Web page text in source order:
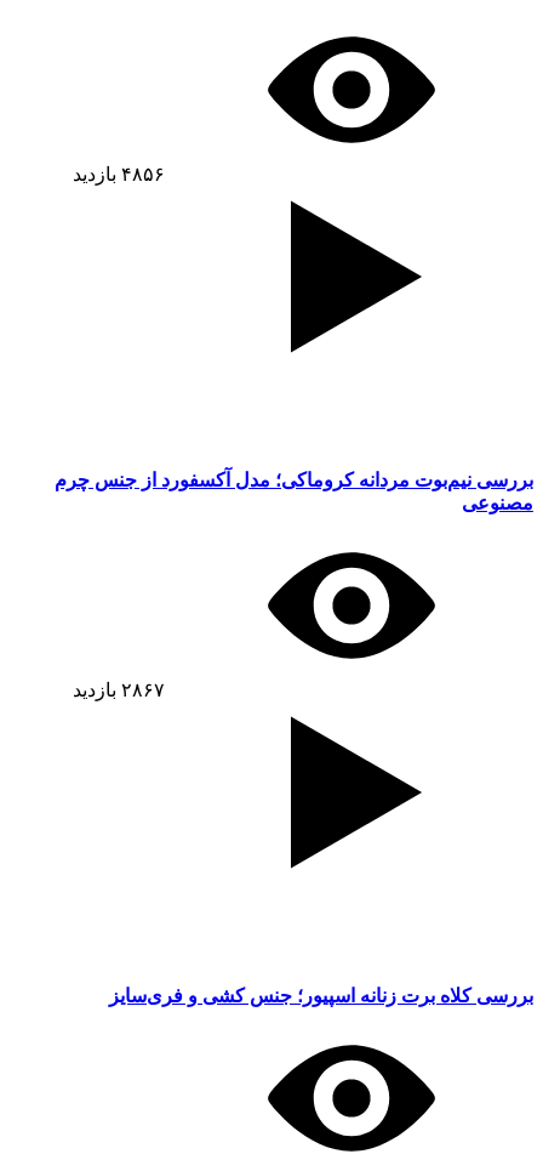
۴۸۵۶ بازدید
بررسی نیم‌بوت مردانه کروماکی؛ مدل آکسفورد از جنس چرم
مصنوعی
۲۸۶۷ بازدید
بررسی کلاه برت زنانه اسپیور؛ جنس کشی و فری‌سایز